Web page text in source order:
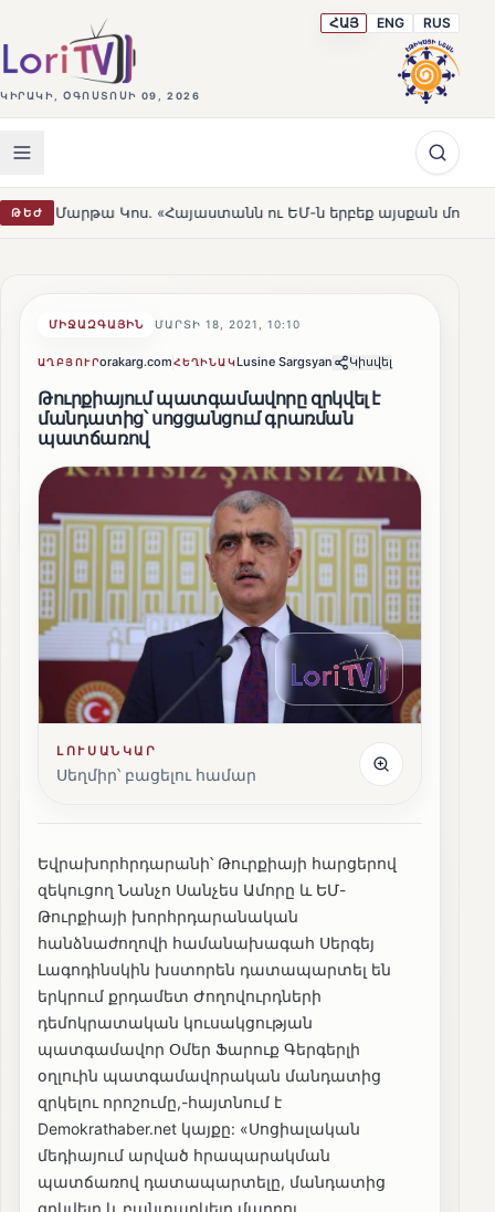
ԿԻՐԱԿԻ, ՕԳՈՍՏՈՍԻ 09, 2026
ՀԱՅ ENG RUS
ԹԵԺ
Կոս. «Հայաստանն ու ԵՄ-ն երբեք այսքան մոտ չեն եղել»
ՄԻՋԱԶԳԱՅԻՆ ՄԱՐՏԻ 18, 2021, 10:10
ԱՂԲՅՈՒՐorakarg.comՀԵՂԻՆԱԿLusine Sargsyan Կիսվել
Թուրքիայում պատգամավորը զրկվել է
մանդատից՝ սոցցանցում գրառման
պատճառով
ԼՈՒՍԱՆԿԱՐ
Սեղմիր՝ բացելու համար
Եվրախորհրդարանի՝ Թուրքիայի հարցերով
զեկուցող Նանչո Սանչես Ամորը և ԵՄ-
Թուրքիայի խորհրդարանական
հանձնաժողովի համանախագահ Սերգեյ
Լագոդինսկին խստորեն դատապարտել են
երկրում քրդամետ Ժողովուրդների
դեմոկրատական կուսակցության
պատգամավոր Օմեր Ֆարուք Գերգերլի
օղլուին պատգամավորական մանդատից
զրկելու որոշումը,-հայտնում է
Demokrathaber.net կայքը: «Սոցիալական
մեդիայում արված հրապարակման
պատճառով դատապարտելը, մանդատից
զրկվելը և բանտարկելը մարդու